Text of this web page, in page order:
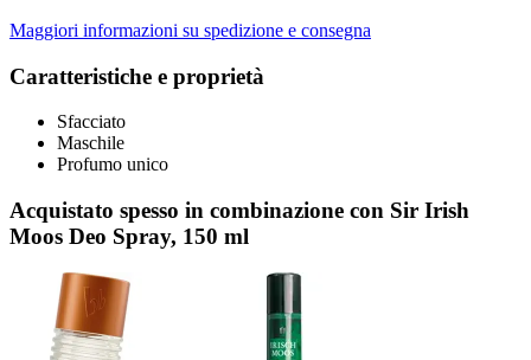
Maggiori informazioni su spedizione e consegna
Caratteristiche e proprietà
Sfacciato
Maschile
Profumo unico
Acquistato spesso in combinazione con Sir Irish
Moos Deo Spray, 150 ml